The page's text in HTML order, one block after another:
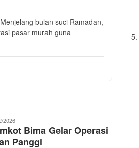
bulan suci Ramadan,
pasar murah guna
2026
Bima Gelar Operasi
Panggi